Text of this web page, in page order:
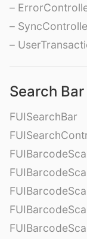
–
–
–
Search
FUISearchBar